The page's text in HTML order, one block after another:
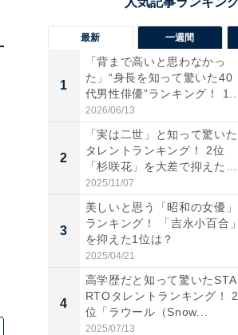
最新 一週間
1
「背まで高いと思わなかっ
た」“身長を知って驚いた40
代男性俳優”ランキング！ 1...
2026/06/13
2
「実は二世」と知って驚いた
タレントランキング！ 2位
「杉咲花」を大差で抑えた1
位...
2025/11/07
3
美しいと思う「昭和の女優」
ランキング！ 「吉永小百合」
を抑えた1位は？
2025/04/21
4
高学歴だと知って驚いたSTA
RTOタレントランキング！ 2
位「ラウール（Snow...
2025/07/13